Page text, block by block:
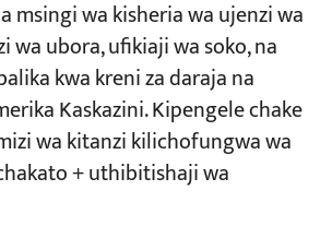
msingi wa kisheria wa ujenzi wa
wa ubora, ufikiaji wa soko, na
kwa kreni za daraja na
Kaskazini. Kipengele chake
wa kitanzi kilichofungwa wa
+ uthibitishaji wa